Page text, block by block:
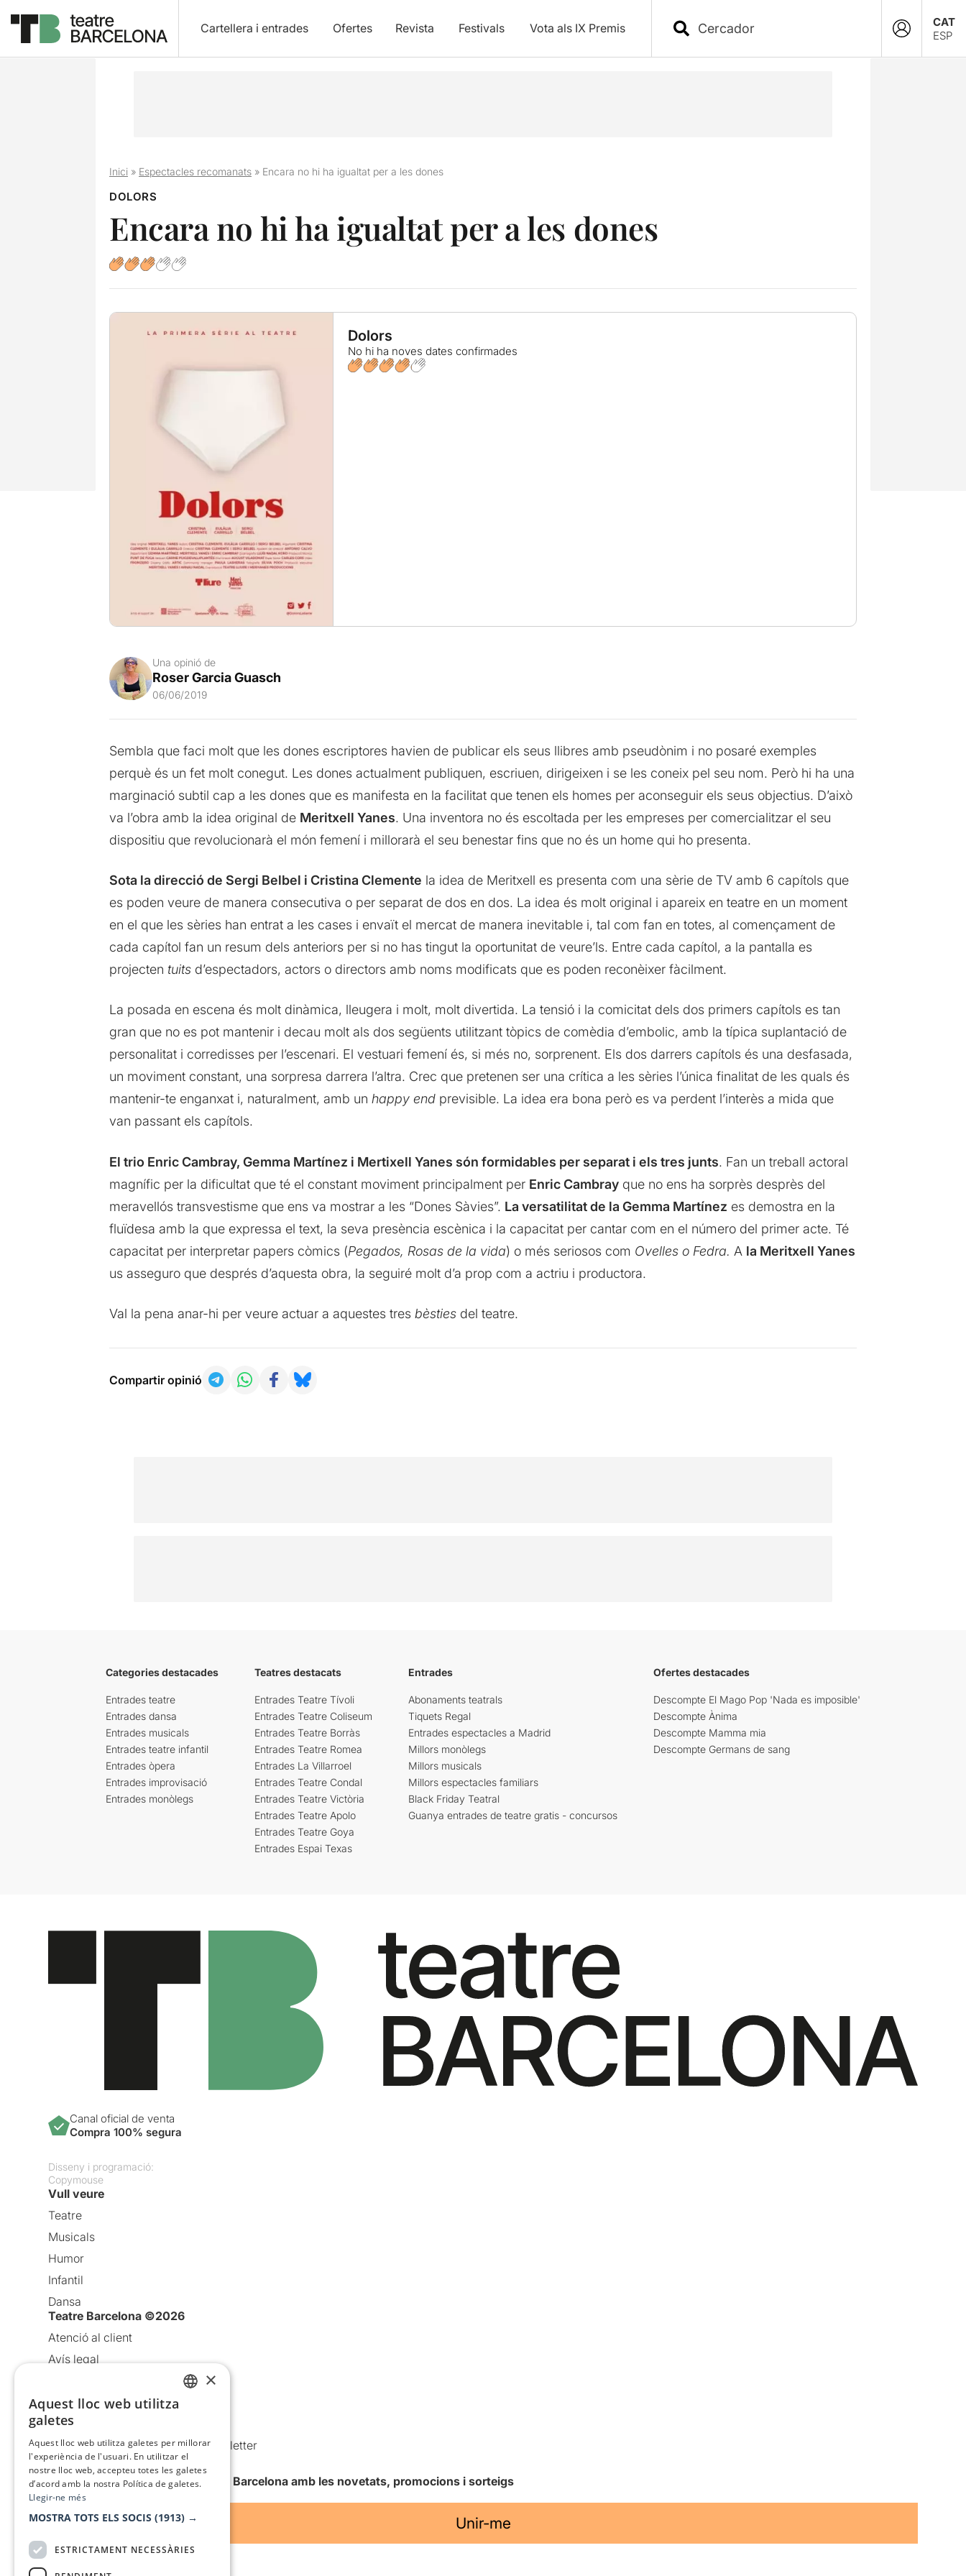
Cartellera i entrades Ofertes Revista Festivals Vota als IX Premis
CAT
ESP
Inici» Espectacles recomanats» Encara no hi ha igualtat per a les dones
DOLORS
Encara no hi ha igualtat per a les dones
Dolors
No hi ha noves dates confirmades
Una opinió de
Roser Garcia Guasch
06/06/2019
Sembla que faci molt que les dones escriptores havien de publicar els seus llibres amb pseudònim i no posaré exemples
perquè és un fet molt conegut. Les dones actualment publiquen, escriuen, dirigeixen i se les coneix pel seu nom. Però hi ha una
marginació subtil cap a les dones que es manifesta en la facilitat que tenen els homes per aconseguir els seus objectius. D’això
va l’obra amb la idea original de Meritxell Yanes. Una inventora no és escoltada per les empreses per comercialitzar el seu
dispositiu que revolucionarà el món femení i millorarà el seu benestar fins que no és un home qui ho presenta.
Sota la direcció de Sergi Belbel i Cristina Clemente la idea de Meritxell es presenta com una sèrie de TV amb 6 capítols que
es poden veure de manera consecutiva o per separat de dos en dos. La idea és molt original i apareix en teatre en un moment
en el que les sèries han entrat a les cases i envaït el mercat de manera inevitable i, tal com fan en totes, al començament de
cada capítol fan un resum dels anteriors per si no has tingut la oportunitat de veure’ls. Entre cada capítol, a la pantalla es
projecten tuitsd’espectadors, actors o directors amb noms modificats que es poden reconèixer fàcilment.
La posada en escena és molt dinàmica, lleugera i molt, molt divertida. La tensió i la comicitat dels dos primers capítols es tan
gran que no es pot mantenir i decau molt als dos següents utilitzant tòpics de comèdia d’embolic, amb la típica suplantació de
personalitat i corredisses per l’escenari. El vestuari femení és, si més no, sorprenent. Els dos darrers capítols és una desfasada,
un moviment constant, una sorpresa darrera l’altra. Crec que pretenen ser una crítica a les sèries l’única finalitat de les quals és
mantenir-te enganxat i, naturalment, amb un happy endprevisible. La idea era bona però es va perdent l’interès a mida que
van passant els capítols.
El trio Enric Cambray, Gemma Martínez i Mertixell Yanes són formidables per separat i els tres junts. Fan un treball actoral
magnífic per la dificultat que té el constant moviment principalment per Enric Cambrayque no ens ha sorprès desprès del
meravellós transvestisme que ens va mostrar a les “Dones Sàvies”. La versatilitat de la Gemma Martínez es demostra en la
fluïdesa amb la que expressa el text, la seva presència escènica i la capacitat per cantar com en el número del primer acte. Té
capacitat per interpretar papers còmics (Pegados, Rosas de la vida) o més seriosos com Ovelles o Fedra. A la Meritxell Yanes
us asseguro que després d’aquesta obra, la seguiré molt d’a prop com a actriu i productora.
Val la pena anar-hi per veure actuar a aquestes tres bèstiesdel teatre.
Compartir opinió
Categories destacades
Entrades teatre
Entrades dansa
Entrades musicals
Entrades teatre infantil
Entrades òpera
Entrades improvisació
Entrades monòlegs
Teatres destacats
Entrades Teatre Tívoli
Entrades Teatre Coliseum
Entrades Teatre Borràs
Entrades Teatre Romea
Entrades La Villarroel
Entrades Teatre Condal
Entrades Teatre Victòria
Entrades Teatre Apolo
Entrades Teatre Goya
Entrades Espai Texas
Entrades
Abonaments teatrals
Tiquets Regal
Entrades espectacles a Madrid
Millors monòlegs
Millors musicals
Millors espectacles familiars
Black Friday Teatral
Guanya entrades de teatre gratis - concursos
Ofertes destacades
Descompte El Mago Pop 'Nada es imposible'
Descompte Ànima
Descompte Mamma mia
Descompte Germans de sang
Canal oficial de venta
Compra 100% segura
Disseny i programació:
Copymouse
Vull veure
Teatre
Musicals
Humor
Infantil
Dansa
Teatre Barcelona ©2026
Atenció al client
Avís legal
Política de cookies
Condicions d’ús
Comunicacions comercials i Newsletter
Anuncia’t
Vull rebre la newsletter de Teatre Barcelona amb les novetats, promocions i sorteigs
Unir-me
×
Aquest lloc web utilitza
galetes
Aquest lloc web utilitza galetes per millorar
l'experiència de l'usuari. En utilitzar el
nostre lloc web, accepteu totes les galetes
d’acord amb la nostra Política de galetes.
Llegir-ne més
MOSTRA TOTS ELS SOCIS (1913) →
ESTRICTAMENT NECESSÀRIES